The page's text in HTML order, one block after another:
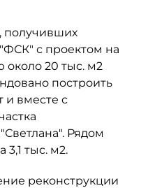
получивших
с проектом на
20 тыс. м2
построить
и вместе с
Рядом
3,1 тыс. м2.
реконструкции